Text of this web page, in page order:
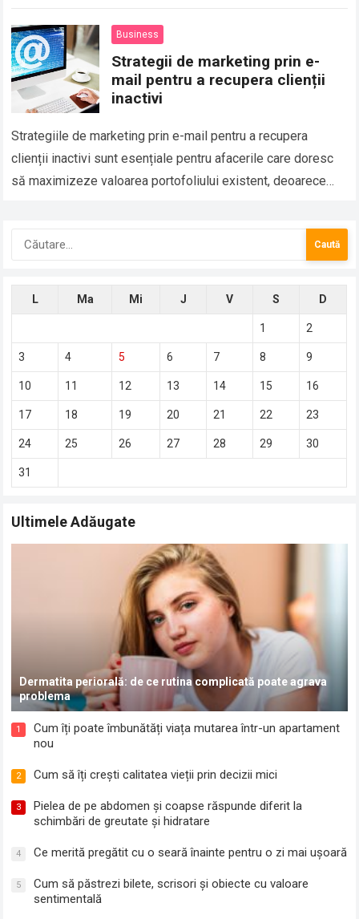
Business
Strategii de marketing prin e-
mail pentru a recupera clienții
inactivi
Strategiile de marketing prin e-mail pentru a recupera
clienții inactivi sunt esențiale pentru afacerile care doresc
să maximizeze valoarea portofoliului existent, deoarece
după:
L Ma Mi J V S D
1 2
3 4 5 6 7 8 9
10 11 12 13 14 15 16
17 18 19 20 21 22 23
24 25 26 27 28 29 30
31
Ultimele Adăugate
Dermatita periorală: de ce rutina complicată poate agrava
problema
1
Cum îți poate îmbunătăți viața mutarea într-un apartament
nou
2 Cum să îți crești calitatea vieții prin decizii mici
3
Pielea de pe abdomen și coapse răspunde diferit la
schimbări de greutate și hidratare
4 Ce merită pregătit cu o seară înainte pentru o zi mai ușoară
5
Cum să păstrezi bilete, scrisori și obiecte cu valoare
sentimentală